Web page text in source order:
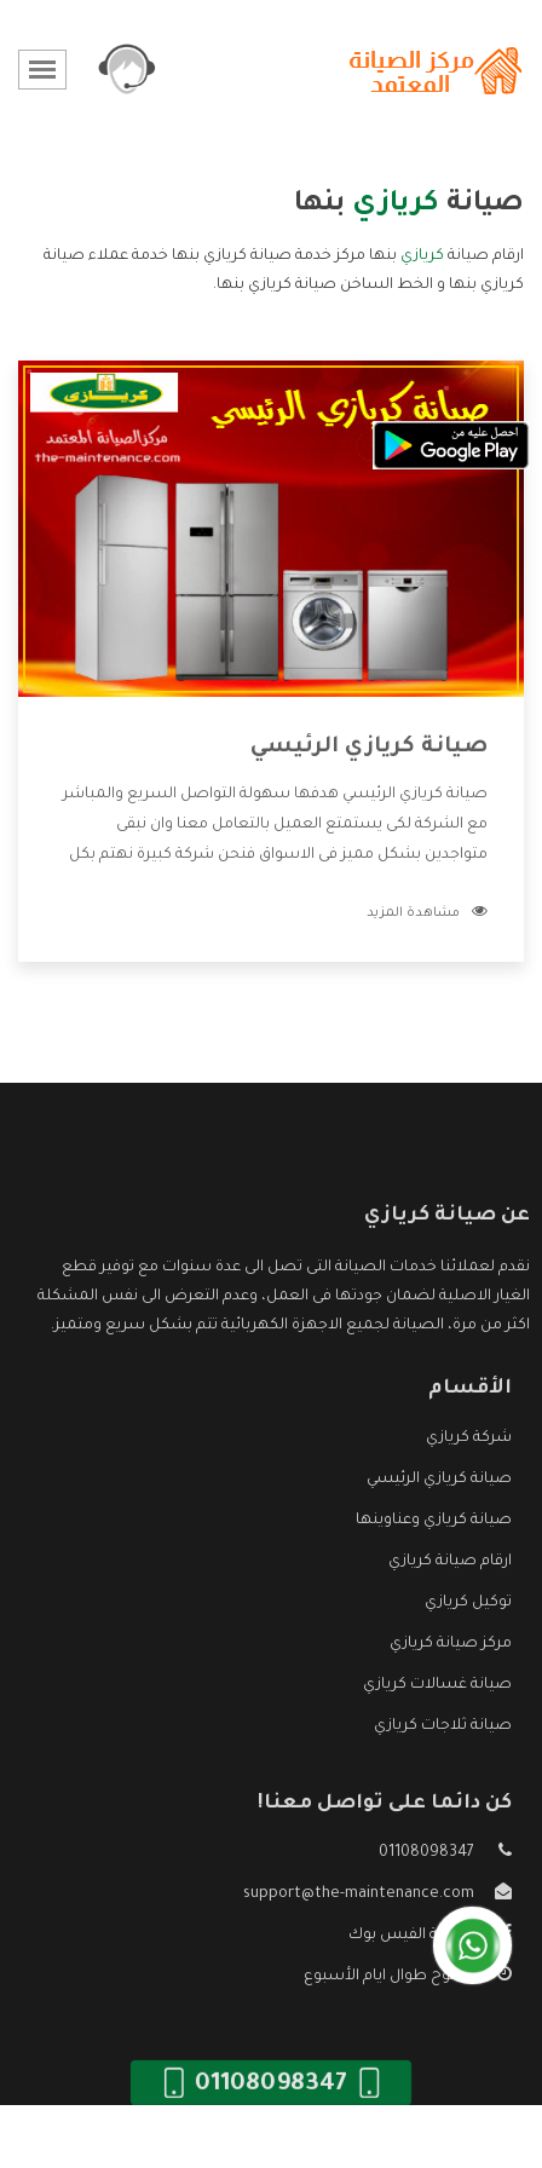
صيانة كريازي بنها
ارقام صيانة كريازي بنها مركز خدمة صيانة كريازي بنها خدمة عملاء صيانة
كريازي بنها و الخط الساخن صيانة كريازي بنها.
صيانة كريازي الرئيسي
صيانة كريازي الرئيسي هدفها سهولة التواصل السريع والمباشر
مع الشركة لكى يستمتع العميل بالتعامل معنا وان نبقى
متواجدين بشكل مميز فى الاسواق فنحن شركة كبيرة نهتم بكل
الشركة بها والتى تكون منها خدمة الصيانة التى تكون من أهم
مشاهدة المزيد
عن صيانة كريازي
نقدم لعملائنا خدمات الصيانة التى تصل الى عدة سنوات مع توفير قطع
الغيار الاصلية لضمان جودتها فى العمل، وعدم التعرض الى نفس المشكلة
اكثر من مرة، الصيانة لجميع الاجهزة الكهربائية تتم بشكل سريع ومتميز.
الأقسام
شركة كريازي
صيانة كريازي الرئيسي
صيانة كريازي وعناوينها
ارقام صيانة كريازي
توكيل كريازي
مركز صيانة كريازي
صيانة غسالات كريازي
صيانة ثلاجات كريازي
كن دائما على تواصل معنا!
01108098347
support@the-maintenance.com
صفحة الفيس بوك
مفتوح طوال ايام الأسبوع
01108098347